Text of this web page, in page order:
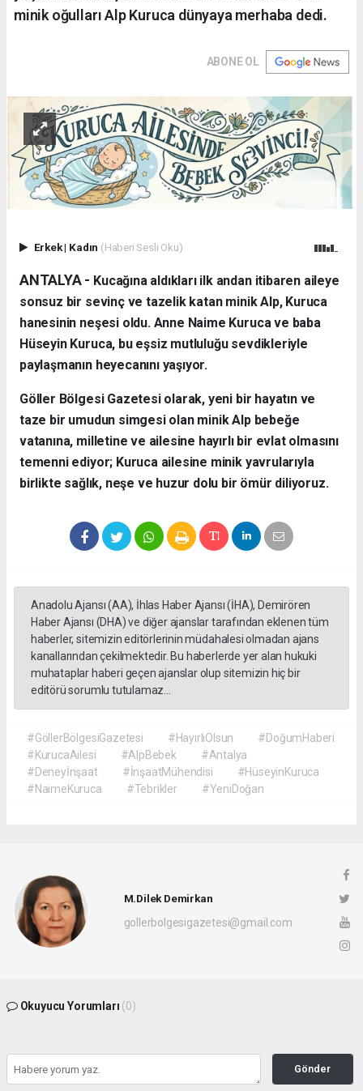
minik oğulları Alp Kuruca dünyaya merhaba dedi.
ABONE OL
Erkek| Kadın (Haberi Sesli Oku)
ANTALYA - ​ Kucağına aldıkları ilk andan itibaren aileye
sonsuz bir sevinç ve tazelik katan minik Alp, Kuruca
hanesinin neşesi oldu. Anne Naime Kuruca ve baba
Hüseyin Kuruca, bu eşsiz mutluluğu sevdikleriyle
paylaşmanın heyecanını yaşıyor.
​Göller Bölgesi Gazetesi olarak, yeni bir hayatın ve
taze bir umudun simgesi olan minik Alp bebeğe
vatanına, milletine ve ailesine hayırlı bir evlat olmasını
temenni ediyor; Kuruca ailesine minik yavrularıyla
birlikte sağlık, neşe ve huzur dolu bir ömür diliyoruz.
Anadolu Ajansı (AA), İhlas Haber Ajansı (İHA), Demirören
Haber Ajansı (DHA) ve diğer ajanslar tarafından eklenen tüm
haberler, sitemizin editörlerinin müdahalesi olmadan ajans
kanallarından çekilmektedir. Bu haberlerde yer alan hukuki
muhataplar haberi geçen ajanslar olup sitemizin hiç bir
editörü sorumlu tutulamaz...
#GöllerBölgesiGazetesi #HayırlıOlsun
#DoğumHaberi
#KurucaAilesi
#AlpBebek
#Antalya
#Deneyİnşaat
#İnşaatMühendisi
#HüseyinKuruca
#NaimeKuruca
#Tebrikler #YeniDoğan
M.Dilek Demirkan
gollerbolgesigazetesi@gmail.com
Okuyucu Yorumları (0)
Gönder